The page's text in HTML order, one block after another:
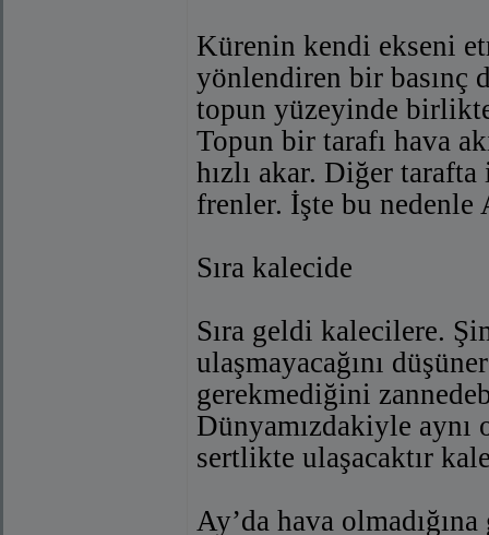
Kürenin kendi ekseni
yönlendiren bir basınç
topun yüzeyinde
Topun bir tarafı hava
hızlı akar. Diğer
frenler. İşte bu nedenle
Sıra kalecide
Sıra geldi kalecilere.
ulaşmayacağını
gerekmediğini
Dünyamızdakiyle aynı
sertlikte ulaşacaktır
Ay’da hava